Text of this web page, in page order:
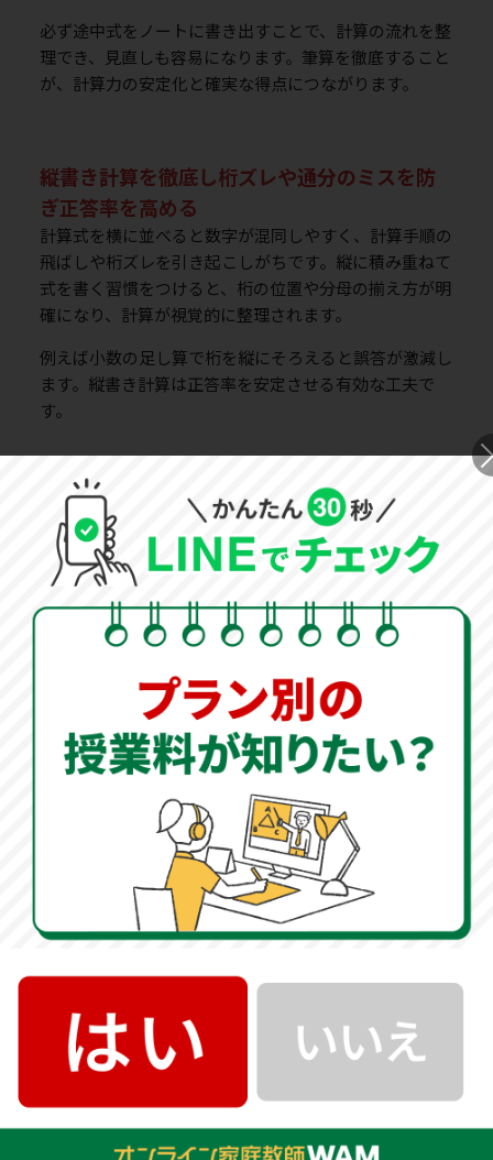
必ず途中式をノートに書き出すことで、計算の流れを整
理でき、見直しも容易になります。筆算を徹底すること
が、計算力の安定化と確実な得点につながります。
縦書き計算を徹底し桁ズレや通分のミスを防
ぎ正答率を高める
計算式を横に並べると数字が混同しやすく、計算手順の
飛ばしや桁ズレを引き起こしがちです。縦に積み重ねて
式を書く習慣をつけると、桁の位置や分母の揃え方が明
確になり、計算が視覚的に整理されます。
例えば小数の足し算で桁を縦にそろえると誤答が激減し
ます。縦書き計算は正答率を安定させる有効な工夫で
す。
途中式を残す習慣で見直しが容易になり答案
作成に自信を持てる
途中式をしっかり残しておけば、後からの見直しが容易
になります。間違いが見つかっても訂正がスムーズにで
きるため、答案全体に対する安心感が増します。
らずに取り組めます。途中式を残すことは正確性だけで
なく精神面の安定にも効果的です。
時間を意識した計算練習で集中力と本
番対応力を鍛える
制限時間付き計算トレーニングで集中力を高
め試験に強くなる
普段の練習に「10問を5分以内」といった制限時間を設
けると、試験本番に近い緊張感を味わえます。時間を意
識することで集中力が高まり、余計な手戻りも減りま